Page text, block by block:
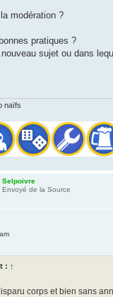
modération ?
pratiques ?
sujet ou dans
naïfs
Selpoivre
Envoyé de la Source
: ↑
corps et bien sans